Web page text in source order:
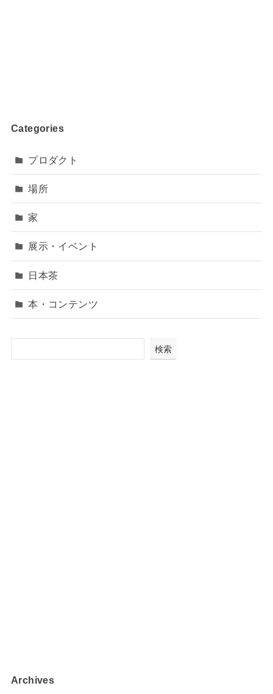
Categories
プロダクト
場所
家
展示・イベント
日本茶
本・コンテンツ
検索
Archives